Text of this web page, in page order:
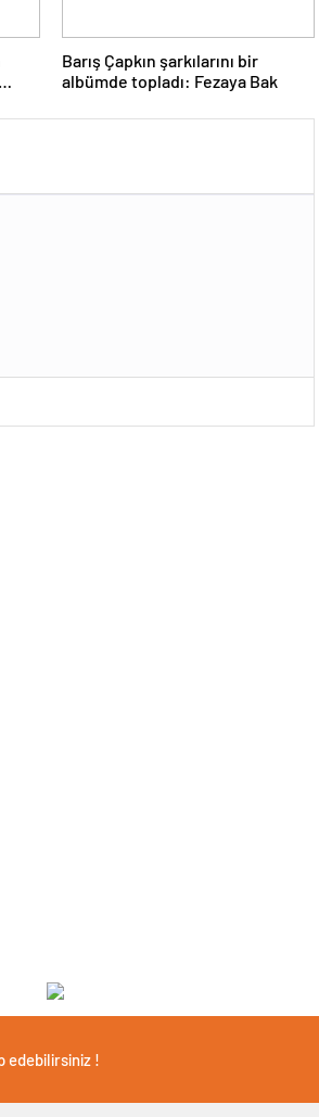
Barış Çapkın şarkılarını bir
albümde topladı: Fezaya Bak
edebilirsiniz !